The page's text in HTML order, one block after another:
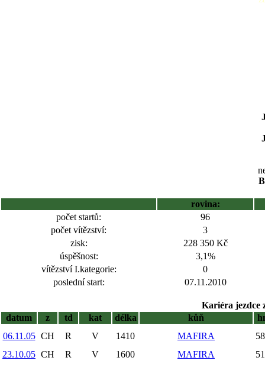
rovina:
počet startů:
96
počet vítězství:
3
zisk:
228 350 Kč
úspěšnost:
3,1%
vítězství I.kategorie:
0
poslední start:
07.11.2010
Kariéra jezdce
datum
z td kat délka kůň
06.11.05 CH R V 1410 MAFIRA
23.10.05 CH R V 1600 MAFIRA